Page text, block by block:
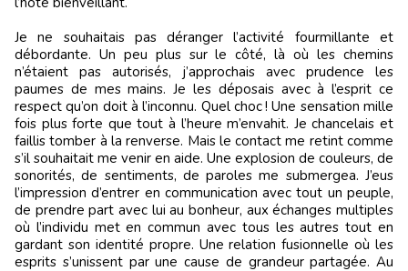
Je ne souhaitais pas déranger l’activité fourmillante et
débordante. Un peu plus sur le côté, là où les chemins
n’étaient pas autorisés, j’approchais avec prudence les
paumes de mes mains. Je les déposais avec à l’esprit ce
respect qu’on doit à l’inconnu. Quel choc ! Une sensation mille
fois plus forte que tout à l’heure m’envahit. Je chancelais et
faillis tomber à la renverse. Mais le contact me retint comme
s’il souhaitait me venir en aide. Une explosion de couleurs, de
sonorités, de sentiments, de paroles me submergea. J’eus
l’impression d’entrer en communication avec tout un peuple,
de prendre part avec lui au bonheur, aux échanges multiples
où l’individu met en commun avec tous les autres tout en
gardant son identité propre. Une relation fusionnelle où les
esprits s’unissent par une cause de grandeur partagée. Au